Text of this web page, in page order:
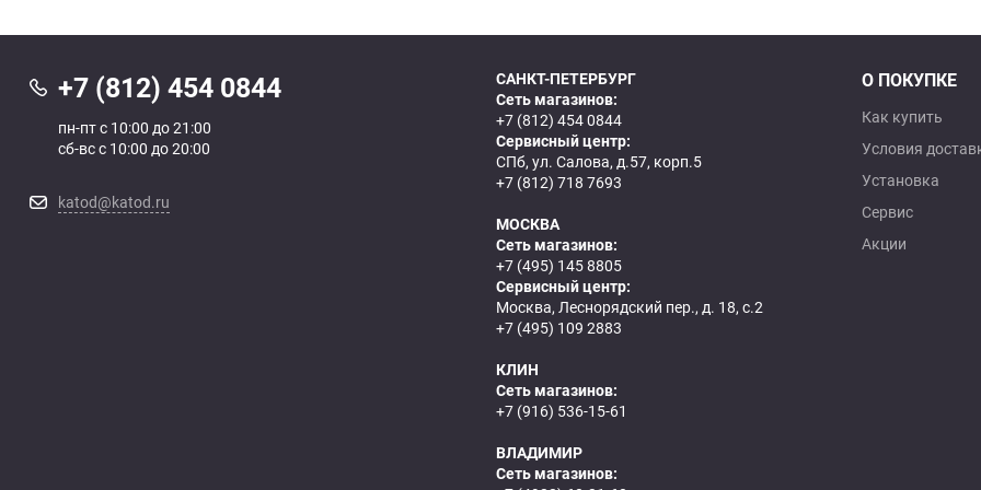
+7 (812) 454 0844
пн-пт с 10:00 до 21:00
сб-вс с 10:00 до 20:00
katod@katod.ru
САНКТ-ПЕТЕРБУРГ
Сеть магазинов:
+7 (812) 454 0844
Сервисный центр:
СПб, ул. Салова, д.57, корп.5
+7 (812) 718 7693
МОСКВА
Сеть магазинов:
+7 (495) 145 8805
Сервисный центр:
Москва, Леснорядский пер., д. 18, с.2
+7 (495) 109 2883
КЛИН
Сеть магазинов:
+7 (916) 536-15-61
ВЛАДИМИР
Сеть магазинов:
О ПОКУПКЕ
Как купить
Условия
Установка
Сервис
Акции